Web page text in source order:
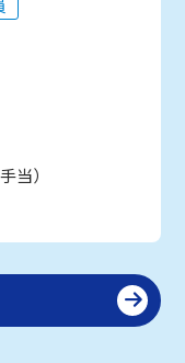
当）